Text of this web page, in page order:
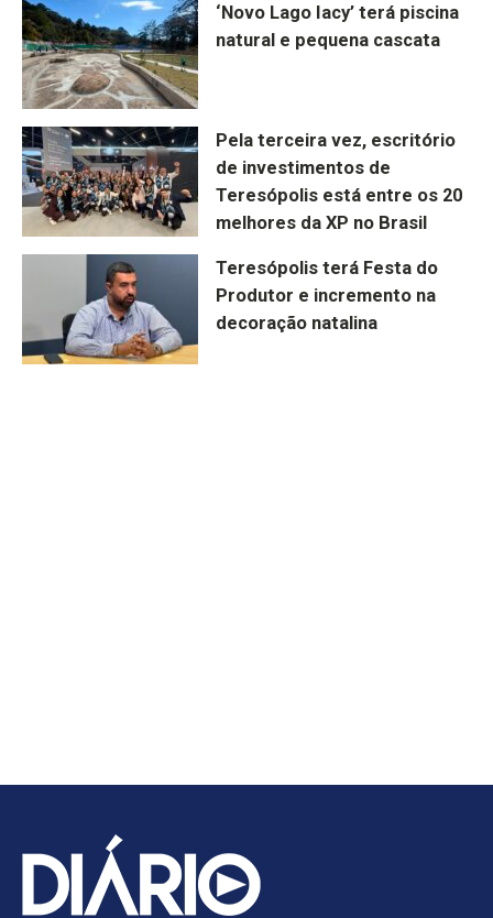
‘Novo Lago Iacy’ terá piscina
natural e pequena cascata
Pela terceira vez, escritório
de investimentos de
Teresópolis está entre os 20
melhores da XP no Brasil
Teresópolis terá Festa do
Produtor e incremento na
decoração natalina